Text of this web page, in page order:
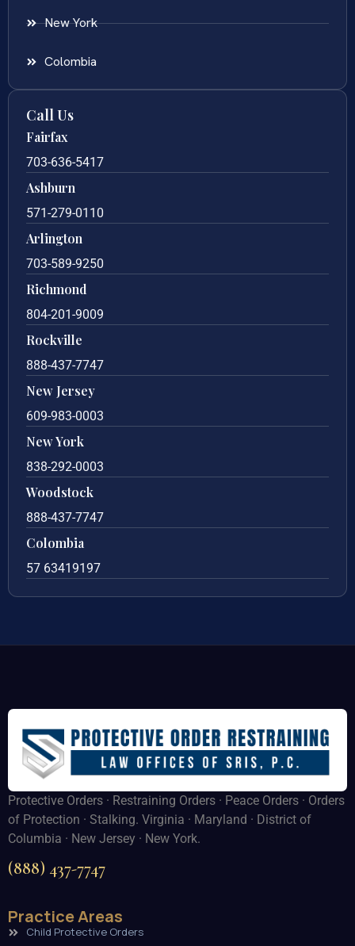
New York
Colombia
Call Us
Fairfax
703-636-5417
Ashburn
571-279-0110
Arlington
703-589-9250
Richmond
804-201-9009
Rockville
888-437-7747
New Jersey
609-983-0003
New York
838-292-0003
Woodstock
888-437-7747
Colombia
57 63419197
Protective Orders · Restraining Orders · Peace Orders · Orders
of Protection · Stalking. Virginia · Maryland · District of
Columbia · New Jersey · New York.
(888) 437-7747
Practice Areas
Child Protective Orders